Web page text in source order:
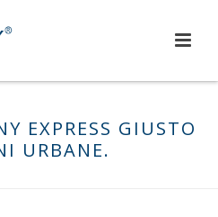
EXPRESS GIUSTO
URBANE.